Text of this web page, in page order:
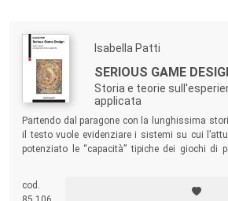
Isabella Patti
SERIOUS GAME
Storia e teorie
applicata
Partendo dal paragone con la lunghissima
il testo vuole evidenziare i sistemi su cui
potenziato le “capacità” tipiche dei giochi di
modo in cui queste potenzialità sono
parametri progettuali per l’ideazione di un
cod.